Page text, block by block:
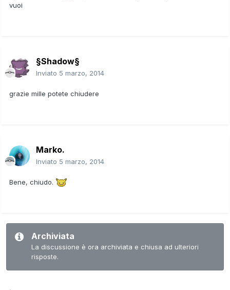
vuoi
§Shadow§
Inviato 5 marzo, 2014
grazie mille potete chiudere
Marko.
Inviato 5 marzo, 2014
Bene, chiudo.
Archiviata
La discussione è ora archiviata e chiusa ad ulteriori
risposte.